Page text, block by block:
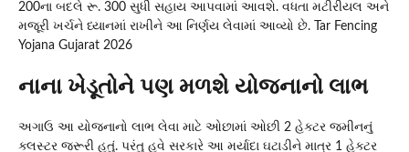
200ના બદલે રૂ. 300 સુધી સહાય આપવામાં આવશે. વધતા મટીરીયલ અને
મજૂરી ખર્ચને ધ્યાનમાં રાખીને આ નિર્ણય લેવામાં આવ્યો છે. Tar Fencing
Yojana Gujarat 2026
નાના ખેડૂતોને પણ મળશે યોજનાનો લાભ
અગાઉ આ યોજનાનો લાભ લેવા માટે ઓછામાં ઓછી 2 હેક્ટર જમીનનું
ક્લસ્ટર જરૂરી હતું. પરંતુ હવે સરકારે આ મર્યાદા ઘટાડીને માત્ર 1 હેક્ટર